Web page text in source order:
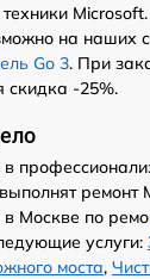
техники
на наших
Go 3. При
скидка -25%.
Москве по
услуги:
моста,